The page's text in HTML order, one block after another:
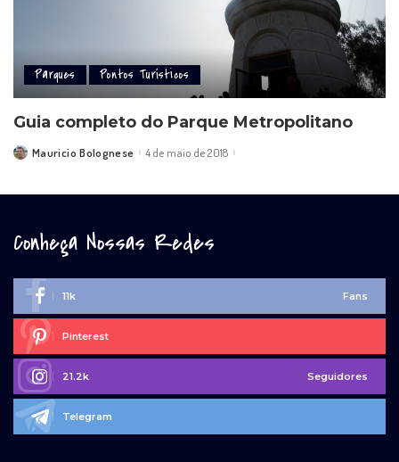
Parques Pontos Turísticos
Guia completo do Parque Metropolitano
PostedMauricio Bolognese 4 de maio de 2018
Conheça Nossas Redes
11k Fans
Pinterest
21.2k Seguidores
Telegram